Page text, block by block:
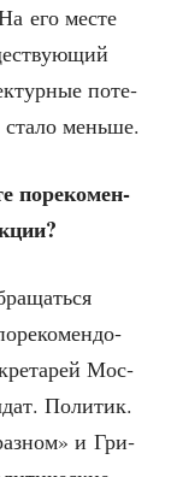
его месте
поте­
меньше.
поре­ко­мен­
Мос­
Поли­тик.
и Гри­